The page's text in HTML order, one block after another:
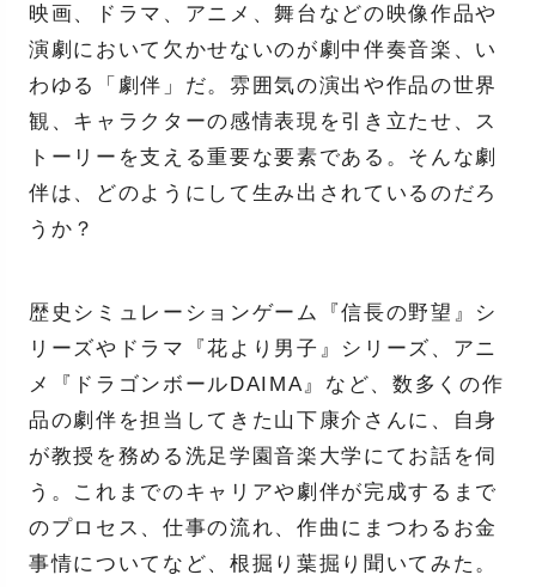
映画、ドラマ、アニメ、舞台などの映像作品や
演劇において欠かせないのが劇中伴奏音楽、い
わゆる「劇伴」だ。雰囲気の演出や作品の世界
観、キャラクターの感情表現を引き立たせ、ス
トーリーを支える重要な要素である。そんな劇
伴は、どのようにして生み出されているのだろ
うか？
歴史シミュレーションゲーム『信長の野望』シ
リーズやドラマ『花より男子』シリーズ、アニ
メ『ドラゴンボールDAIMA』など、数多くの作
品の劇伴を担当してきた山下康介さんに、自身
が教授を務める洗足学園音楽大学にてお話を伺
う。これまでのキャリアや劇伴が完成するまで
のプロセス、仕事の流れ、作曲にまつわるお金
事情についてなど、根掘り葉掘り聞いてみた。